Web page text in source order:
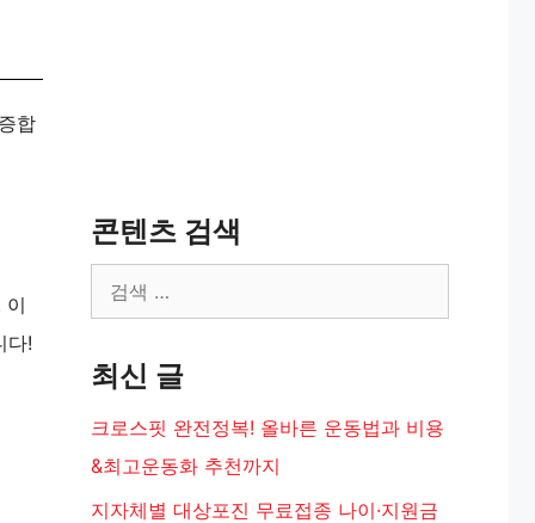
합
이
다!
콘텐츠 검색
색:
최신 글
크로스핏 완전정복! 올바른 운동법과 비용
&최고운동화 추천까지
지자체별 대상포진 무료접종 나이·지원금